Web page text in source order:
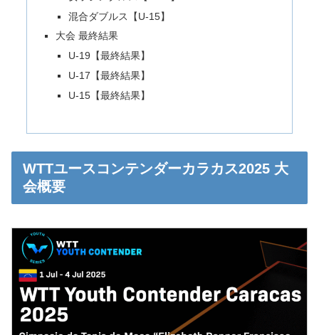
混合ダブルス【U-15】
大会 最終結果
U-19【最終結果】
U-17【最終結果】
U-15【最終結果】
WTTユースコンテンダーカラカス2025 大
会概要